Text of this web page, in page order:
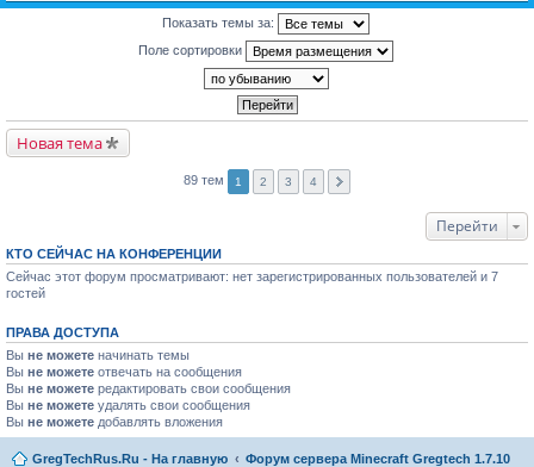
Показать темы за:
Поле сортировки
Новая тема
89 тем 1 2 3 4
Перейти
КТО СЕЙЧАС НА КОНФЕРЕНЦИИ
Сейчас этот форум просматривают: нет зарегистрированных пользователей и 7
гостей
ПРАВА ДОСТУПА
Вы не можете начинать темы
Вы не можете отвечать на сообщения
Вы не можете редактировать свои сообщения
Вы не можете удалять свои сообщения
Вы не можете добавлять вложения
GregTechRus.Ru - На главную Форум сервера Minecraft Gregtech 1.7.10